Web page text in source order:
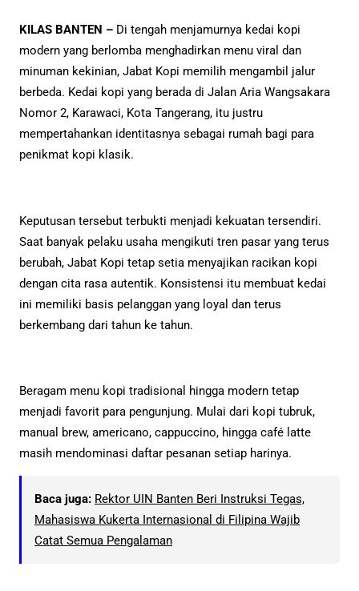
KILAS BANTEN – Di tengah menjamurnya kedai kopi
modern yang berlomba menghadirkan menu viral dan
minuman kekinian, Jabat Kopi memilih mengambil jalur
berbeda. Kedai kopi yang berada di Jalan Aria Wangsakara
Nomor 2, Karawaci, Kota Tangerang, itu justru
mempertahankan identitasnya sebagai rumah bagi para
penikmat kopi klasik.
Keputusan tersebut terbukti menjadi kekuatan tersendiri.
Saat banyak pelaku usaha mengikuti tren pasar yang terus
berubah, Jabat Kopi tetap setia menyajikan racikan kopi
dengan cita rasa autentik. Konsistensi itu membuat kedai
ini memiliki basis pelanggan yang loyal dan terus
berkembang dari tahun ke tahun.
Beragam menu kopi tradisional hingga modern tetap
menjadi favorit para pengunjung. Mulai dari kopi tubruk,
manual brew, americano, cappuccino, hingga café latte
masih mendominasi daftar pesanan setiap harinya.
Baca juga: Rektor UIN Banten Beri Instruksi Tegas,
Mahasiswa Kukerta Internasional di Filipina Wajib
Catat Semua Pengalaman